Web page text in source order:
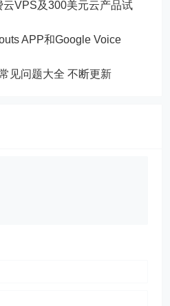
VPS及300美元云产品试
APP和Google Voice
见问题大全 不断更新